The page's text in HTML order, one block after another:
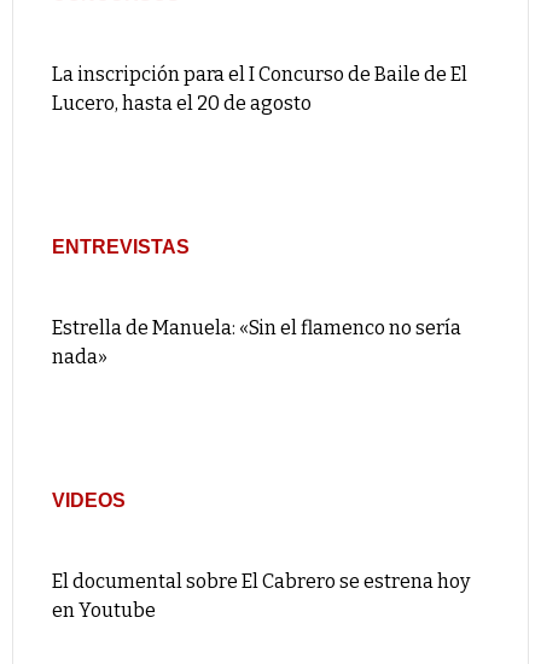
La inscripción para el I Concurso de Baile de El
Lucero, hasta el 20 de agosto
ENTREVISTAS
Estrella de Manuela: «Sin el flamenco no sería
nada»
VIDEOS
El documental sobre El Cabrero se estrena hoy
en Youtube